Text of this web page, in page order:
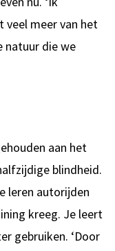
veel meer van het
natuur die we
aan het
blindheid.
leren autorijden
kreeg. Je leert
gebruiken. ‘Door